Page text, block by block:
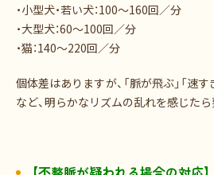
・小型犬・若い犬：100〜160回／分
・大型犬：60〜100回／分
・猫：140〜220回／分
個体差はありますが、「脈が飛ぶ」「速す
など、明らかなリズムの乱れを感じたら